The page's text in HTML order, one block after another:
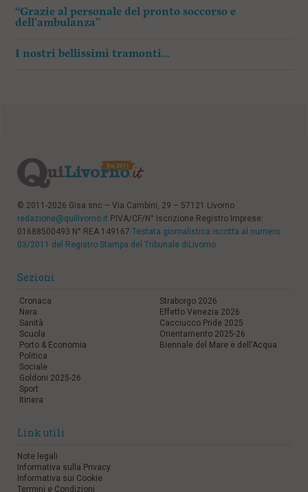
“Grazie al personale del pronto soccorso e
dell’ambulanza”
I nostri bellissimi tramonti…
© 2011-2026 Gisa snc – Via Cambini, 29 – 57121 Livorno
redazione@quilivorno.it P.IVA/CF/N° Iscrizione Registro Imprese:
01688500493 N° REA 149167 Testata giornalistica iscritta al numero
03/2011 del Registro Stampa del Tribunale diLivorno
Sezioni
Cronaca
Nera
Sanità
Scuola
Porto & Economia
Politica
Sociale
Goldoni 2025-26
Sport
Itinera
Straborgo 2026
Effetto Venezia 2026
Cacciucco Pride 2025
Orientamento 2025-26
Biennale del Mare e dell'Acqua
Link utili
Note legali
Informativa sulla Privacy
Informativa sui Cookie
Termini e Condizioni